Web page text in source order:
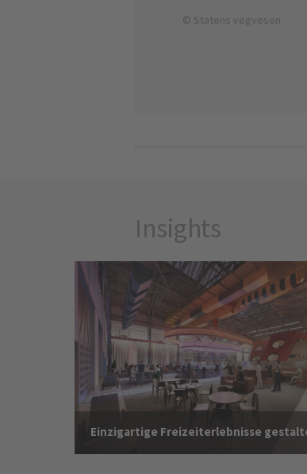
© Statens vegvesen
Insights
Einzigartige Freizeiterlebnisse